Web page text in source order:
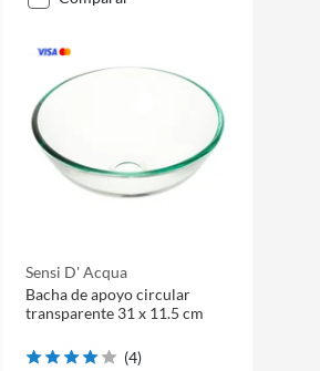
Sensi D' Acqua
Bacha de apoyo circular
transparente 31 x 11.5 cm
(4)